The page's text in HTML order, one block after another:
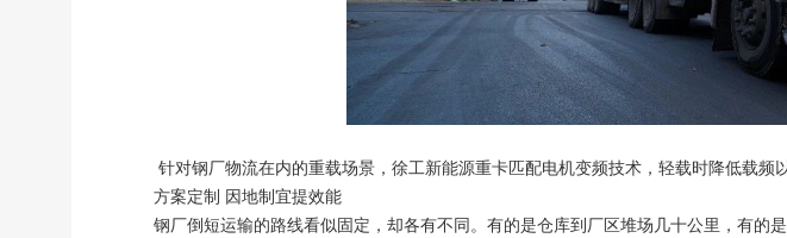
针对钢厂物流在内的重载场景，徐工新能源重卡匹配电机变频技术，轻载时降低载频
方案定制 因地制宜提效能
钢厂倒短运输的路线看似固定，却各有不同。有的是仓库到厂区堆场几十公里，有的